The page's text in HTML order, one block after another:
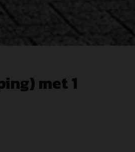
met 1